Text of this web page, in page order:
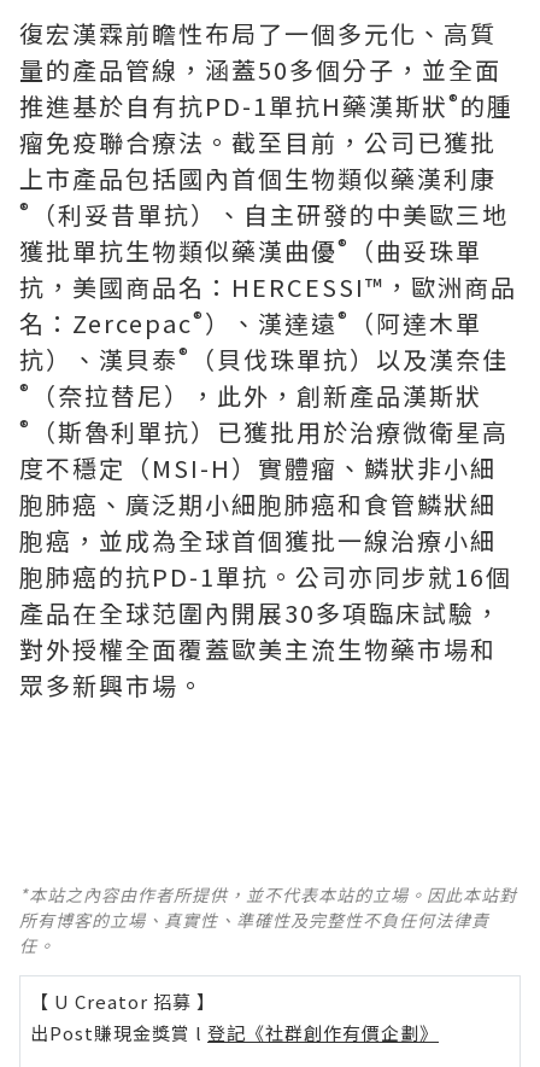
復宏漢霖前瞻性布局了一個多元化、高質
量的產品管線，涵蓋50多個分子，並全面
推進基於自有抗PD-1單抗H藥漢斯狀®的腫
瘤免疫聯合療法。截至目前，公司已獲批
上市產品包括國內首個生物類似藥漢利康
®
（利妥昔單抗）、自主研發的中美歐三地
獲批單抗生物類似藥漢曲優®
（曲妥珠單
抗，美國商品名：HERCESSI™，歐洲商品
名：Zercepac®）、漢達遠®
（阿達木單
抗）、漢貝泰® （貝伐珠單抗）以及漢奈佳
® （奈拉替尼），此外，創新產品漢斯狀
®
（斯魯利單抗）已獲批用於治療微衛星高
度不穩定（MSI-H）實體瘤、鱗狀非小細
胞肺癌、廣泛期小細胞肺癌和食管鱗狀細
胞癌，並成為全球首個獲批一線治療小細
胞肺癌的抗PD-1單抗。公司亦同步就16個
產品在全球范圍內開展30多項臨床試驗，
對外授權全面覆蓋歐美主流生物藥市場和
眾多新興市場。
*本站之內容由作者所提供，並不代表本站的立場。因此本站對
所有博客的立場、真實性、準確性及完整性不負任何法律責
任。
【 U Creator 招募 】
出Post賺現金獎賞 l 登記《社群創作有價企劃》